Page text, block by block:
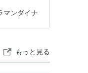
マンダイナ
もっと見る